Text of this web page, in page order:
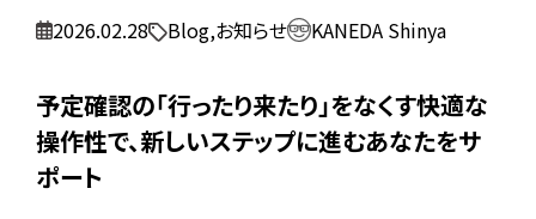
2026.02.28 Blog,お知らせ KANEDA Shinya
予定確認の「行ったり来たり」をなくす快適な
操作性で、新しいステップに進むあなたをサ
ポート